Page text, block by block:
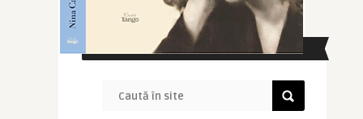
CAUTĂ ÎN SITE